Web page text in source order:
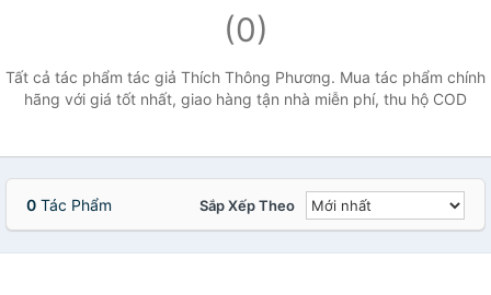
(0)
Tất cả tác phẩm tác giả Thích Thông Phương. Mua tác phẩm chính
hãng với giá tốt nhất, giao hàng tận nhà miễn phí, thu hộ COD
0 Tác Phẩm Sắp Xếp Theo